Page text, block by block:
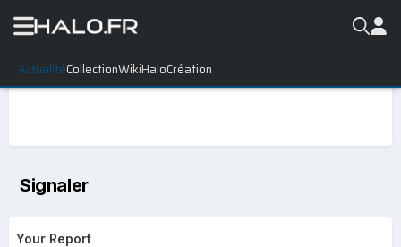
ActualitéCollectionWikiHaloCréation
Signaler
Your Report